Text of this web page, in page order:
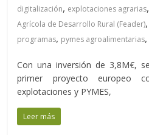
digitalización, explotaciones agrarias,
Agrícola de Desarrollo Rural (Feader),
programas, pymes agroalimentarias,
Con una inversión de 3,8M€,
primer proyecto europeo
explotaciones y PYMES,
Leer más